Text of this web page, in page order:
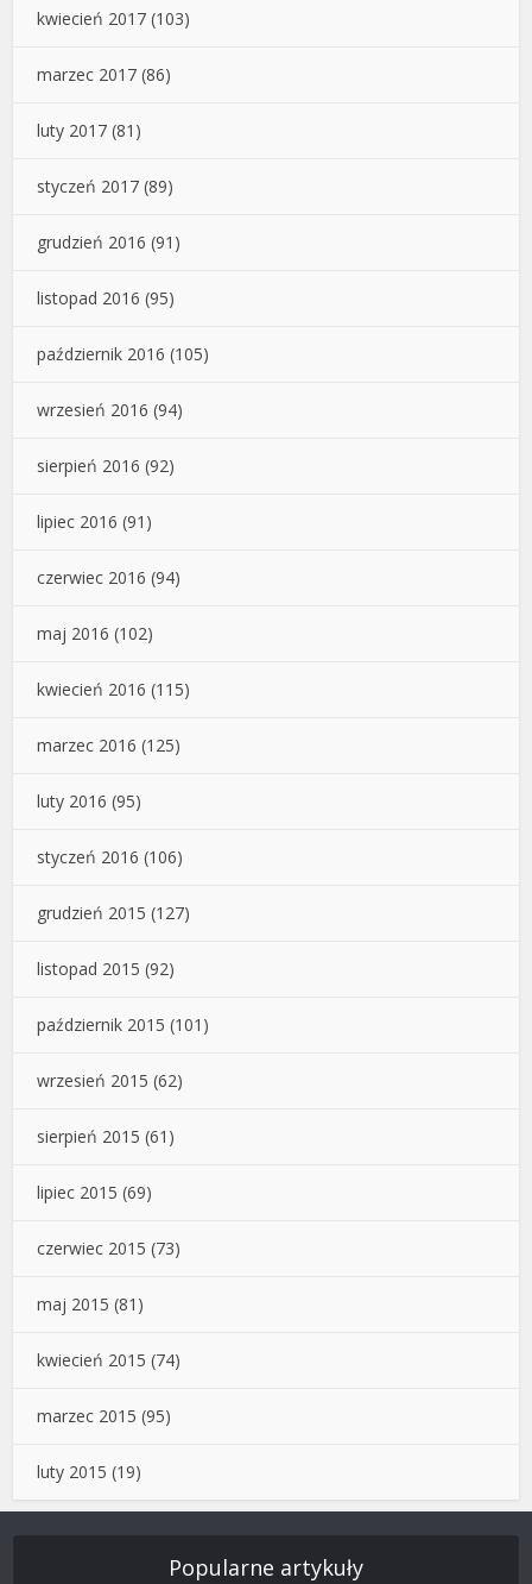
kwiecień 2017 (103)
marzec 2017 (86)
luty 2017 (81)
styczeń 2017 (89)
grudzień 2016 (91)
listopad 2016 (95)
październik 2016 (105)
wrzesień 2016 (94)
sierpień 2016 (92)
lipiec 2016 (91)
czerwiec 2016 (94)
maj 2016 (102)
kwiecień 2016 (115)
marzec 2016 (125)
luty 2016 (95)
styczeń 2016 (106)
grudzień 2015 (127)
listopad 2015 (92)
październik 2015 (101)
wrzesień 2015 (62)
sierpień 2015 (61)
lipiec 2015 (69)
czerwiec 2015 (73)
maj 2015 (81)
kwiecień 2015 (74)
marzec 2015 (95)
luty 2015 (19)
Popularne artykuły